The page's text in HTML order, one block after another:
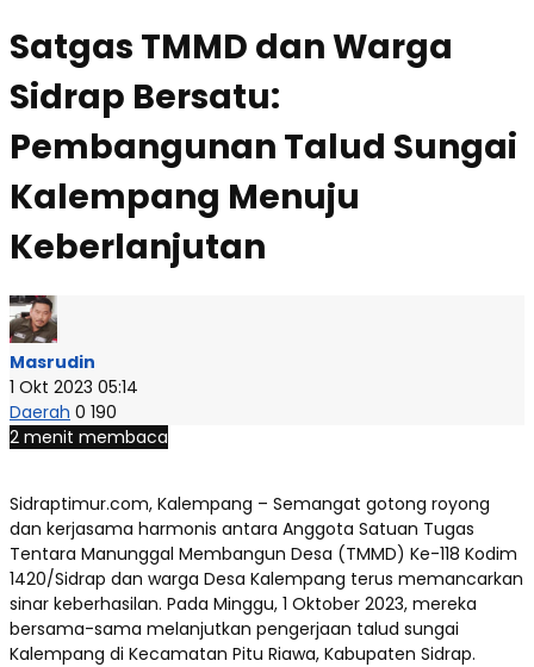
Satgas TMMD dan Warga
Sidrap Bersatu:
Pembangunan Talud Sungai
Kalempang Menuju
Keberlanjutan
Masrudin
1 Okt 2023 05:14
Daerah 0 190
2 menit membaca
Sidraptimur.com, Kalempang – Semangat gotong royong
dan kerjasama harmonis antara Anggota Satuan Tugas
Tentara Manunggal Membangun Desa (TMMD) Ke-118 Kodim
1420/Sidrap dan warga Desa Kalempang terus memancarkan
sinar keberhasilan. Pada Minggu, 1 Oktober 2023, mereka
bersama-sama melanjutkan pengerjaan talud sungai
Kalempang di Kecamatan Pitu Riawa, Kabupaten Sidrap.